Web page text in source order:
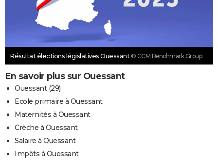
Résultat élections législatives Ouessant © CCM Benchmark Group
En savoir plus sur Ouessant
Ouessant (29)
Ecole primaire à Ouessant
Maternités à Ouessant
Crèche à Ouessant
Salaire à Ouessant
Impôts à Ouessant